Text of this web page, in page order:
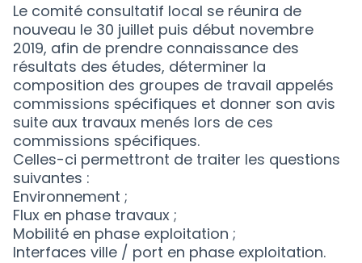
Le comité consultatif local se réunira de
nouveau le 30 juillet puis début novembre
2019, afin de prendre connaissance des
résultats des études, déterminer la
composition des groupes de travail appelés
commissions spécifiques et donner son avis
suite aux travaux menés lors de ces
commissions spécifiques.
Celles-ci permettront de traiter les questions
suivantes :
Environnement ;
Flux en phase travaux ;
Mobilité en phase exploitation ;
Interfaces ville / port en phase exploitation.